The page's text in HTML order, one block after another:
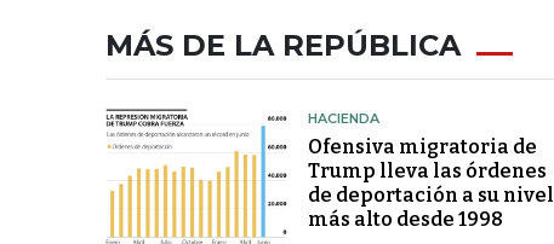
MÁS DE LA REPÚBLICA
HACIENDA
Ofensiva migratoria de
Trump lleva las órdenes
de deportación a su nivel
más alto desde 1998